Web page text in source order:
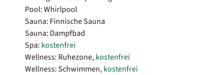
Pool: Whirlpool
Sauna: Finnische Sauna
Sauna: Dampfbad
Spa: kostenfrei
Wellness: Ruhezone,kostenfrei
Wellness: Schwimmen,kostenfrei